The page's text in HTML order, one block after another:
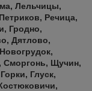
Лельчицы,
Речица,
Гродно,
Дятлово,
Щучин,
Глуск,